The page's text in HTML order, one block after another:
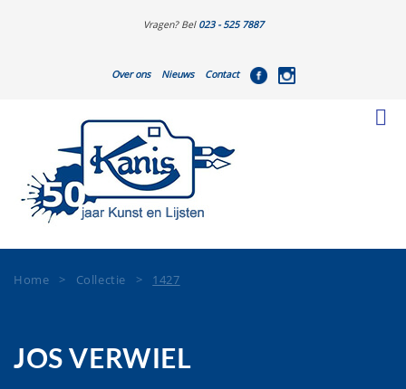
Vragen? Bel 023 - 525 7887
Over ons Nieuws Contact
Home > Collectie > 1427
JOS VERWIEL